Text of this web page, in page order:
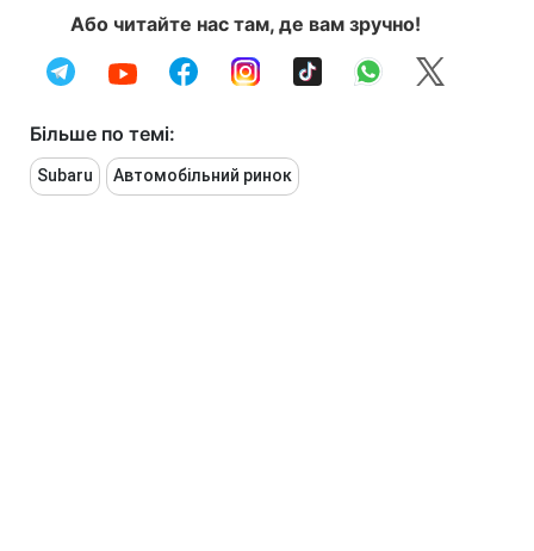
Або читайте нас там, де вам зручно!
Більше по темі:
Subaru Автомобільний ринок